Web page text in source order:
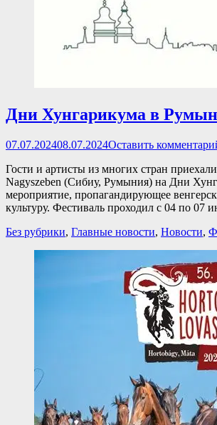
Дни Хунгарикума в
Опубликовано
07.07.202408.07.2024Оставить
Гости и артисты из многих стран
Nagyszeben (Сибиу, Румыния) на Дни
мероприятие, пропагандирующее
культуру. Фестиваль проходил с 04 по 07
Категории
Без рубрики, Главные новости, Новости,